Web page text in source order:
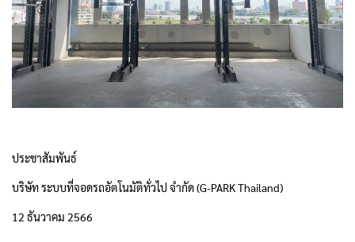
ประชาสัมพันธ์
บริษัท ระบบที่จอดรถอัตโนมัติทั่วไป จำกัด (G-PARK Thailand)
12 ธันวาคม 2566